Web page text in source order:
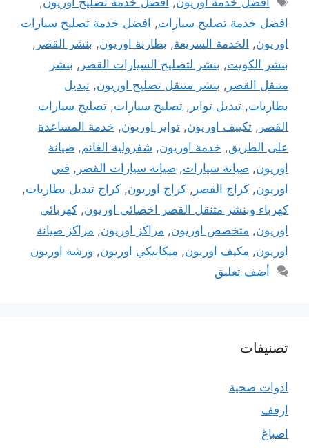
افضل خدمة تصليح سيارات, افضل خدمة تصليح سيارات
اوريون, الخدمة السريعة, بطارية اوريون, بنشر القصر ,
بنشر الكويت, بنشر لتصليح السيارات القصر , بنشر
متنقل القصر , بنشر متنقل تصليح اوريون, تبديل
بطاريات, تبديل تواير , تصليح سيارات, تصليح سيارات
القصر , تكييف اوريون, تواير اوريون, خدمة المساعدة
على الطريق, خدمة اوريون, شفرولية الغانم, صيانة
اوريون, صيانة سيارات, صيانة سيارات القصر , فني
اوريون, كراج القصر , كراج اوريون, كراج تبديل بطاريات,
كهرباء وبنشر متنقل القصر اخصائي اوريون, كهربائي
اوريون, متخصص اوريون, مراكز اوريون, مراكز صيانة
اوريون, مكيف اوريون, ميكانيكي اوريون, ورشة اوريون
أضف تعليق
تصنيفات
ادوات صحية
ارفف
اصباغ